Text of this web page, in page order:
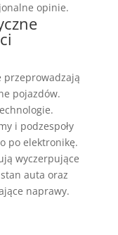
opinie.
przeprowadzają
pojazdów.
i podzespoły
po elektronikę.
wyczerpujące
auta oraz
naprawy.